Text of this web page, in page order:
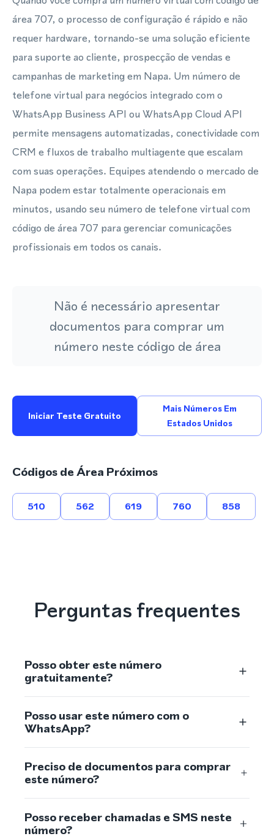
área 707, o processo de configuração é rápido e não
requer hardware, tornando-se uma solução eficiente
para suporte ao cliente, prospecção de vendas e
campanhas de marketing em Napa. Um número de
telefone virtual para negócios integrado com o
WhatsApp Business API ou WhatsApp Cloud API
permite mensagens automatizadas, conectividade com
CRM e fluxos de trabalho multiagente que escalam
com suas operações. Equipes atendendo o mercado de
Napa podem estar totalmente operacionais em
minutos, usando seu número de telefone virtual com
código de área 707 para gerenciar comunicações
profissionais em todos os canais.
Não é necessário apresentar
documentos para comprar um
número neste código de área
Iniciar Teste Gratuito
Mais Números Em
Estados Unidos
Códigos de Área Próximos
510 562 619 760 858
Perguntas frequentes
Posso obter este número
gratuitamente?
Posso usar este número com o
WhatsApp?
Preciso de documentos para comprar
este número?
Posso receber chamadas e SMS neste
número?